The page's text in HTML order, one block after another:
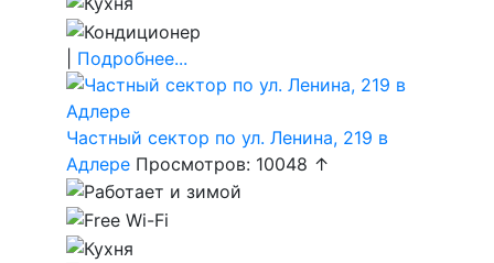
Подробнее...
Частный сектор по ул. Ленина, 219 в
Адлере Просмотров: 10048 ↑